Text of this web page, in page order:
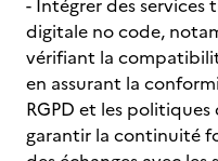
- Intégrer des services
digitale no code,
vérifiant la
en assurant la
RGPD et les
garantir la continuité